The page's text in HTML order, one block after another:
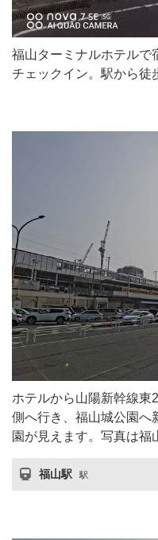
福山ターミナルホテルで
チェックイン。駅から徒
ホテルから山陽新幹線東
側へ行き、福山城公園へ
園が見えます。写真は福
福山駅 駅